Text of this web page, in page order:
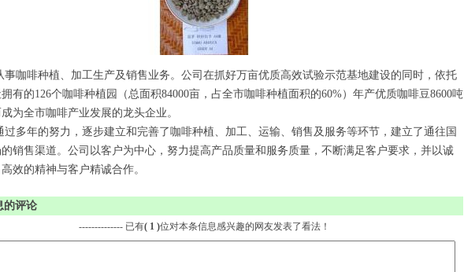
啡种植、加工生产及销售业务。公司在抓好万亩优质高效试验示范基地建设的同时，依托
有的126个咖啡种植园（总面积84000亩，占全市咖啡种植面积的60%）年产优质咖啡豆8600吨
为全市咖啡产业发展的龙头企业。
年的努力，逐步建立和完善了咖啡种植、加工、运输、销售及服务等环节，建立了通往国
销售渠道。公司以客户为中心，努力提高产品质量和服务质量，不断满足客户要求，并以诚
效的精神与客户精诚合作。
的评论
-------------- 已有( 1 )位对本条信息感兴趣的网友发表了看法！